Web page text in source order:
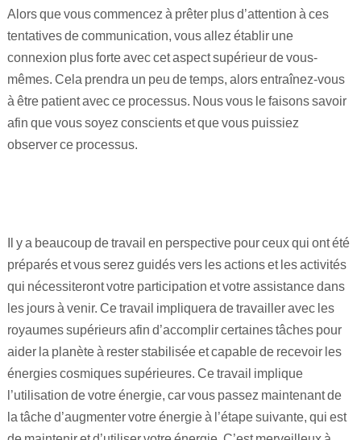
Maitre Hilarion, Maitre du Rayon Vert !
Archange Raphaël rayon émeraude !
Invocation à la flamme de guérison !
Alors que vous commencez à prêter plus d’attention à ces
tentatives de communication, vous allez établir une
connexion plus forte avec cet aspect supérieur de vous-
mêmes. Cela prendra un peu de temps, alors entraînez-vous
à être patient avec ce processus. Nous vous le faisons savoir
afin que vous soyez conscients et que vous puissiez
observer ce processus.
Il y a beaucoup de travail en perspective pour ceux qui ont été
préparés et vous serez guidés vers les actions et les activités
qui nécessiteront votre participation et votre assistance dans
les jours à venir. Ce travail impliquera de travailler avec les
royaumes supérieurs afin d’accomplir certaines tâches pour
aider la planète à rester stabilisée et capable de recevoir les
énergies cosmiques supérieures. Ce travail implique
l’utilisation de votre énergie, car vous passez maintenant de
la tâche d’augmenter votre énergie à l’étape suivante, qui est